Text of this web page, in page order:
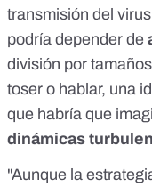
transmisión del
podría depender de
división por
toser o hablar, una
que habría que
dinámicas
"Aunque la